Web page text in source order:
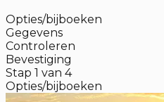
Opties/bijboeken
Gegevens
Controleren
Bevestiging
Stap 1 van 4
Opties/bijboeken